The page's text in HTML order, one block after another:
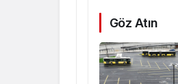
Göz Atın